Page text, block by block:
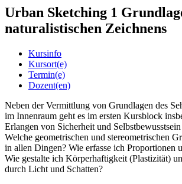
Urban Sketching 1
naturalistischen Zeichnens
Kursinfo
Kursort(e)
Termin(e)
Dozent(en)
Neben der Vermittlung von Grundlagen des
im Innenraum geht es im ersten Kursblock
Erlangen von Sicherheit und
Welche geometrischen und stereometrischen
in allen Dingen? Wie erfasse ich Proportionen
Wie gestalte ich Körperhaftigkeit (Plastizität)
durch Licht und Schatten?